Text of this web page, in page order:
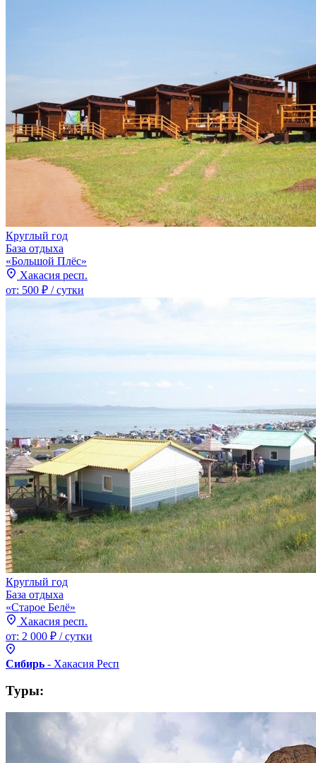
Круглый год
База отдыха
«Большой Плёс»
Хакасия респ.
от: 500 ₽ / сутки
Круглый год
База отдыха
«Старое Белё»
Хакасия респ.
от: 2 000 ₽ / сутки
Сибирь - Хакасия Респ
Туры: